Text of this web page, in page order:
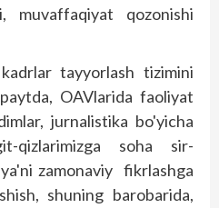
muvaffaqiyat qozonishi
tayyorlash tizimini
OAVlarida faoliyat
jurnalistika bo'yicha
qizlarimizga soha sir-
zamonaviy fikrlashga
shuning barobarida,